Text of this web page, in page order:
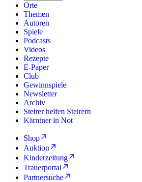
Orte
Themen
Autoren
Spiele
Podcasts
Videos
Rezepte
E-Paper
Club
Gewinnspiele
Newsletter
Archiv
Steirer helfen Steirern
Kärntner in Not
Shop
Auktion
Kinderzeitung
Trauerportal
Partnersuche